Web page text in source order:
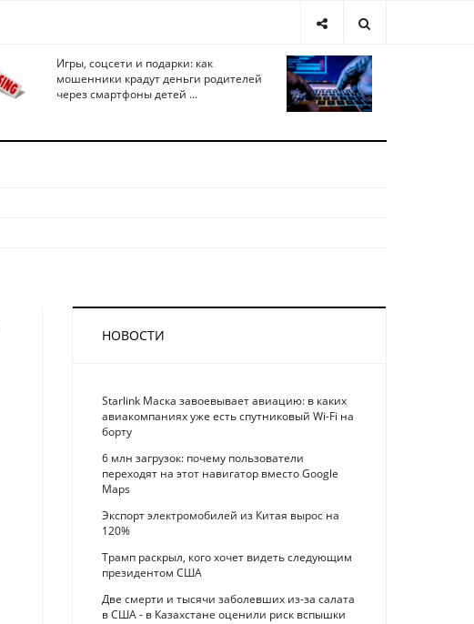
Игры, соцсети и подарки: как
мошенники крадут деньги родителей
через смартфоны детей ...
НОВОСТИ
Starlink Маска завоевывает авиацию: в каких
авиакомпаниях уже есть спутниковый Wi-Fi на
борту
6 млн загрузок: почему пользователи
переходят на этот навигатор вместо Google
Maps
Экспорт электромобилей из Китая вырос на
120%
Трамп раскрыл, кого хочет видеть следующим
президентом США
Две смерти и тысячи заболевших из-за салата
в США - в Казахстане оценили риск вспышки